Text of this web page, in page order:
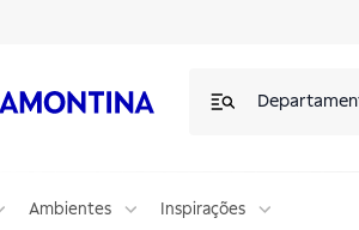
Ambientes Inspirações